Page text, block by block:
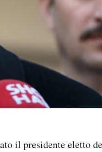
il presidente eletto